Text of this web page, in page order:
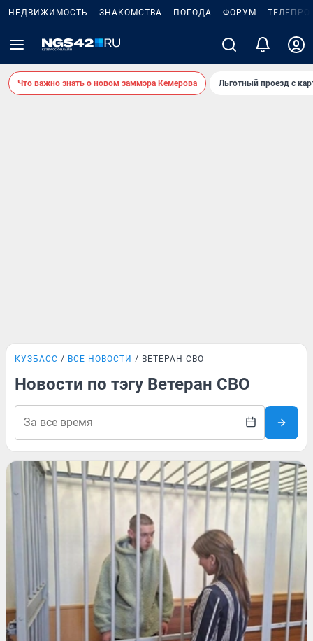
НЕДВИЖИМОСТЬ ЗНАКОМСТВА ПОГОДА ФОРУМ
Что важно знать о новом заммэра Кемерова Льготный проезд с
КУЗБАСС ВСЕ НОВОСТИ ВЕТЕРАН СВО
Новости по тэгу Ветеран СВО